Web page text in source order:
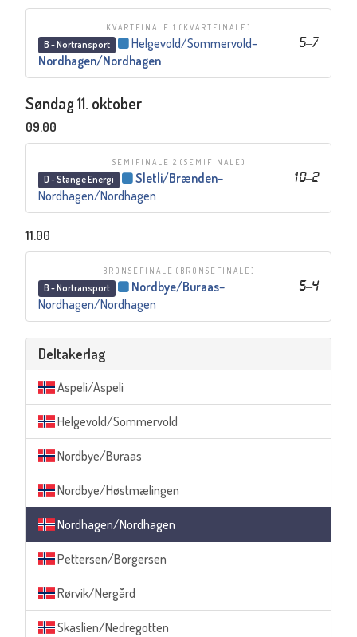
KVARTFINALE 1 (KVARTFINALE)
B - Nortransport 5–7
Helgevold/Sommervold–
Nordhagen/Nordhagen
Søndag 11. oktober
09.00
SEMIFINALE 2 (SEMIFINALE)
D - Stange Energi 10–2
Sletli/Brænden–
Nordhagen/Nordhagen
11.00
BRONSEFINALE (BRONSEFINALE)
B - Nortransport 5–4
Nordbye/Buraas–
Nordhagen/Nordhagen
Deltakerlag
Aspeli/Aspeli
Helgevold/Sommervold
Nordbye/Buraas
Nordbye/Høstmælingen
Nordhagen/Nordhagen
Pettersen/Borgersen
Rørvik/Nergård
Skaslien/Nedregotten